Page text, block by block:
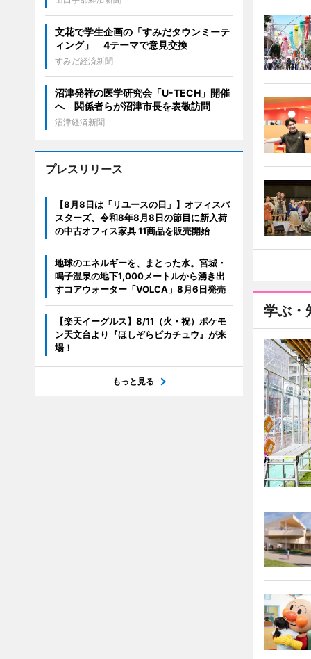
学ぶ・
文花で学生企画の「すみだタウンミーテ
ィング」 4テーマで意見交換
すみだ経済新聞
沼津発祥の医学研究会「U-TECH」開催
へ 関係者らが沼津市長を表敬訪問
沼津経済新聞
プレスリリース
【8月8日は「リユースの日」】オフィスバ
スターズ、令和8年8月8日の節目に新入荷
の中古オフィス家具 11商品を販売開始
地球のエネルギーを、まとった水。宮城・
鳴子温泉の地下1,000メートルから湧き出
すコアウォーター「VOLCA」8月6日発売
【楽天イーグルス】8/11（火・祝）ポケモ
ン天文台より『ほしぞらピカチュウ』が来
場！
もっと見る